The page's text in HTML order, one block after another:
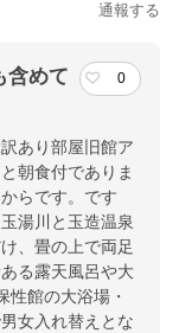
通報する
含めて
0
あり部屋旧館ア
朝食付でありま
らです。です
湯川と玉造温泉
、畳の上で両足
る露天風呂や大
性館の大浴場・
女入れ替えとな